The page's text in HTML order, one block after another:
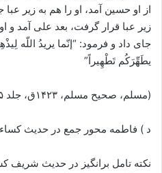
از او حسین آمد، او را هم به زیر
زیر عبا قرار گرفت، بعد علی آمد و
جای داد و فرمود: “إنّما یریدُ اللّه
یطَهِّرَکُم تَطْهِیراً”
(مسلم، صحیح مسلم، ۱۴۲۳ق، جلد ۱۵، صفحه ۱۹۰)
د ) فاطمه محور جمع در حدیث
نکته تامل برانگیز در حدیث